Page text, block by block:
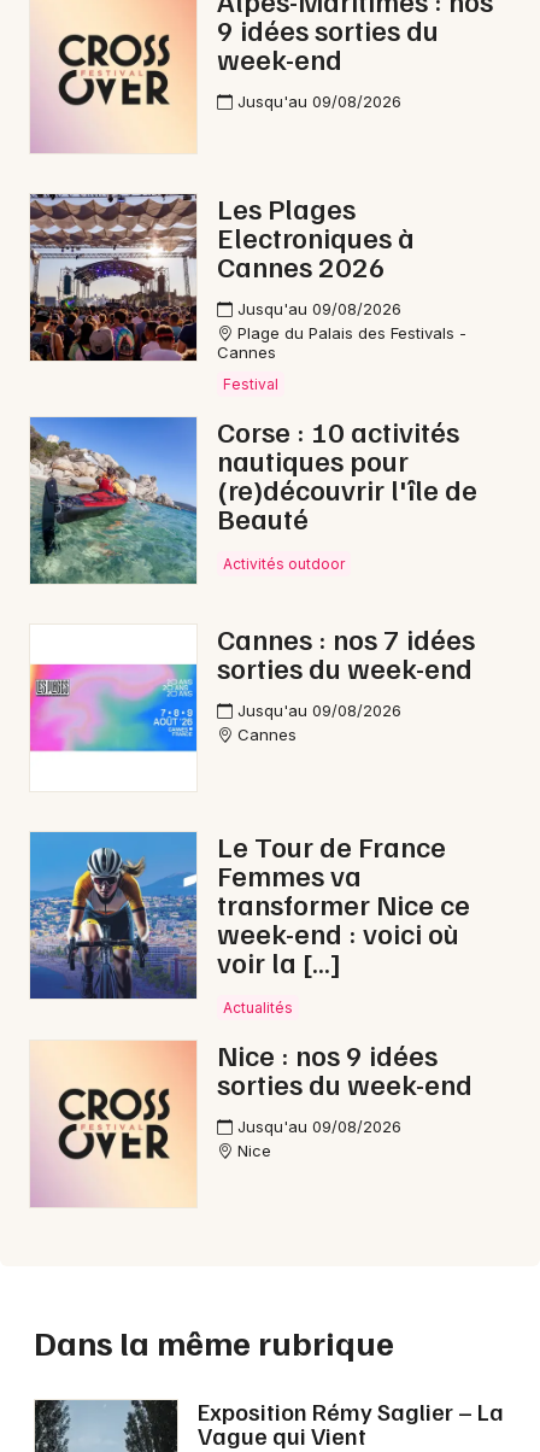
Je m'abonne
9 idées sorties du
week-end
Jusqu'au 09/08/2026
Les Plages
Electroniques à
Cannes 2026
Jusqu'au 09/08/2026
Plage du Palais des Festivals -
Cannes
Festival
Corse : 10 activités
nautiques pour
(re)découvrir l'île de
Beauté
Activités outdoor
Cannes : nos 7 idées
sorties du week-end
Jusqu'au 09/08/2026
Cannes
Le Tour de France
Femmes va
transformer Nice ce
week-end : voici où
voir la […]
Actualités
Nice : nos 9 idées
sorties du week-end
Jusqu'au 09/08/2026
Nice
Dans la même rubrique
Exposition Rémy Saglier – La
Vague qui Vient